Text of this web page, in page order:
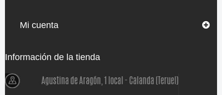
Mi cuenta
Información de la tienda